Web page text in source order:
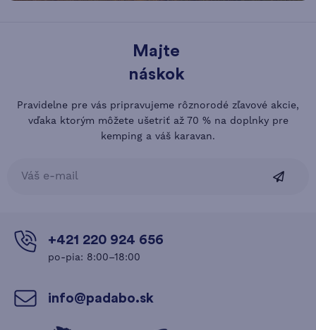
Majte
náskok
Pravidelne pre vás pripravujeme rôznorodé zľavové akcie,
vďaka ktorým môžete ušetriť až 70 % na doplnky pre
kemping a váš karavan.
+421 220 924 656
po-pia: 8:00–18:00
info@padabo.sk